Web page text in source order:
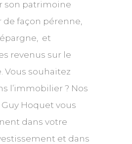
son patrimoine
façon pérenne,
et
revenus sur le
Vous souhaitez
l’immobilier ? Nos
Hoquet vous
dans votre
et dans